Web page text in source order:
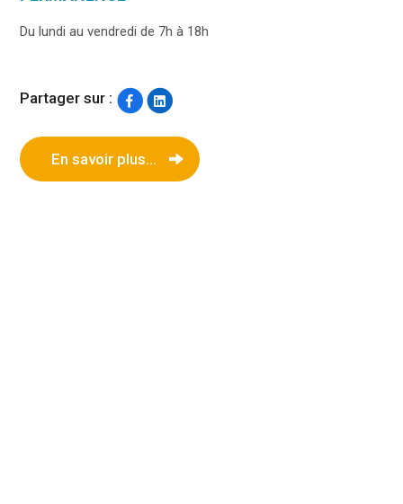
Du lundi au vendredi de 7h à 18h
Partager sur :
En savoir plus...